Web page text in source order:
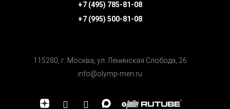
+7 (495) 785-81-08
+7 (995) 500-81-08
115280, г. Москва, ул. Ленинская Cлобода, 26
info@olymp-men.ru